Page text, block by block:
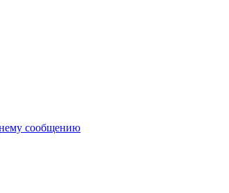
сообщению